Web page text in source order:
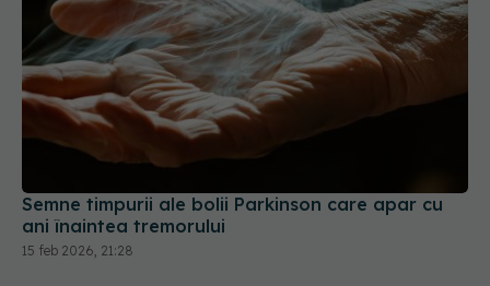
Semne timpurii ale bolii Parkinson care apar cu
ani înaintea tremorului
15 feb 2026, 21:28